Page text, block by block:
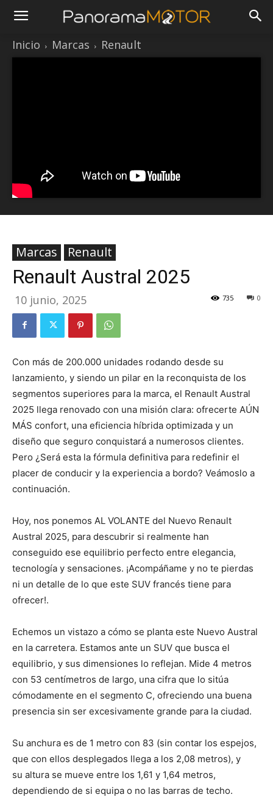
Inicio Marcas Renault
Marcas Renault
Renault Austral 2025
10 junio, 2025 0
735
Con más de 200.000 unidades rodando desde su
lanzamiento, y siendo un pilar en la reconquista de los
segmentos superiores para la marca, el Renault Austral
2025 llega renovado con una misión clara: ofrecerte AÚN
MÁS confort, una eficiencia híbrida optimizada y un
diseño que seguro conquistará a numerosos clientes.
Pero ¿Será esta la fórmula definitiva para redefinir el
placer de conducir y la experiencia a bordo? Veámoslo a
continuación.
Hoy, nos ponemos AL VOLANTE del Nuevo Renault
Austral 2025, para descubrir si realmente han
conseguido ese equilibrio perfecto entre elegancia,
tecnología y sensaciones. ¡Acompáñame y no te pierdas
ni un detalle de lo que este SUV francés tiene para
ofrecer!.
Echemos un vistazo a cómo se planta este Nuevo Austral
en la carretera. Estamos ante un SUV que busca el
equilibrio, y sus dimensiones lo reflejan. Mide 4 metros
con 53 centímetros de largo, una cifra que lo sitúa
cómodamente en el segmento C, ofreciendo una buena
presencia sin ser excesivamente grande para la ciudad.
Su anchura es de 1 metro con 83 (sin contar los espejos,
que con ellos desplegados llega a los 2,08 metros), y
su altura se mueve entre los 1,61 y 1,64 metros,
dependiendo de si equipa o no las barras de techo.